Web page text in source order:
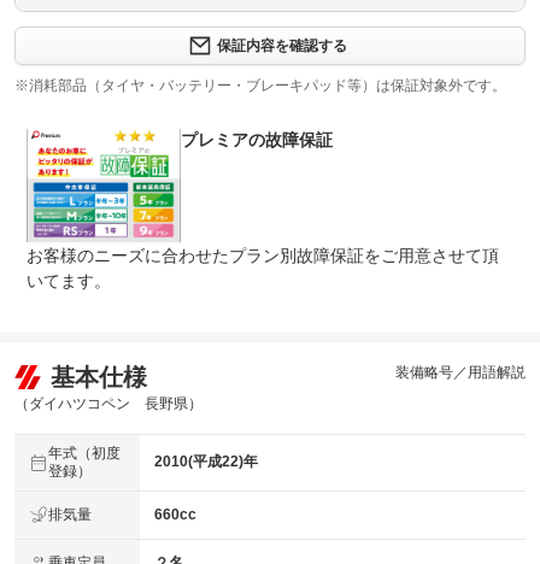
上限金額
免責金 無し
保証修理
受付先
-
法定整備 整備無 車両状態については販売店にご確認ください
法定整備
保証内容を確認する
※消耗部品（タイヤ・バッテリー・ブレーキパッド等）は保証対象外です。
プレミアの故障保証
お客様のニーズに合わせたプラン別故障保証をご用意させて頂
いてます。
基本仕様
（ダイハツコペン 長野県）
装備略号／用語解説
年式（初度
登録）
2010(平成22)年
排気量 660cc